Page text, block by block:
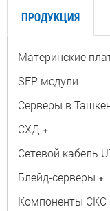
ПРОДУКЦИЯ
Материнские
SFP модули
Серверы в
СХД +
Сетевой кабель
Блейд-серверы +
Компоненты СКС